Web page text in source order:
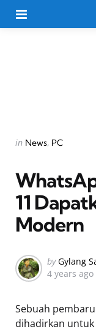
Categories
Posted
in News PC
11
Modern
Posted
by
by Gylang
4 years ago
Sebuah
dihadirkan